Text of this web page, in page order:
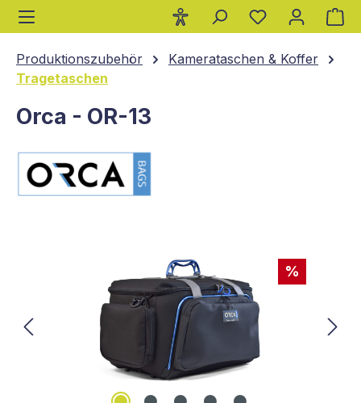
springen
Produktionszubehör
Kamerataschen & Koffer
Tragetaschen
Orca - OR-13
%